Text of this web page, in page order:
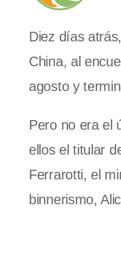
Diez días
China, al
agosto y
Pero no era el
ellos el titular
Ferrarotti, el
binnerismo,